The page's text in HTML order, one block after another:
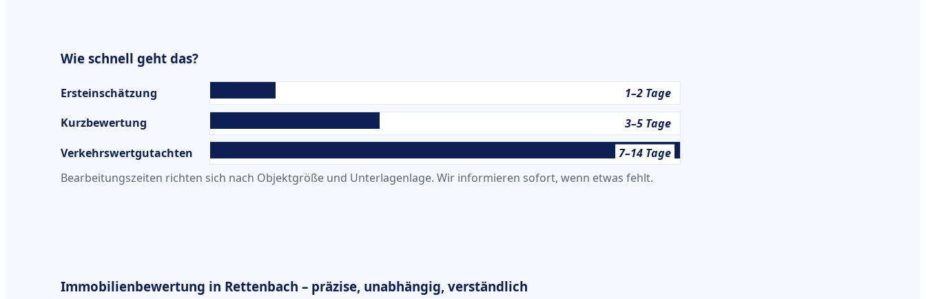
Wie schnell geht das?
Ersteinschätzung
1–2 Tage
Kurzbewertung
3–5 Tage
Verkehrswertgutachten
7–14 Tage
Bearbeitungszeiten richten sich nach Objektgröße und Unterlagenlage. Wir informieren sofort, wenn etwas fehlt.
Immobilienbewertung in Rettenbach – präzise, unabhängig, verständlich